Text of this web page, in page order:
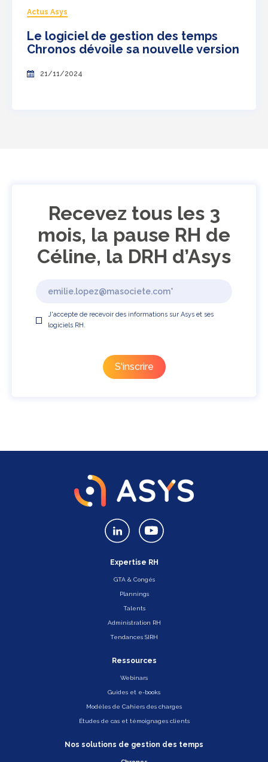
Actus Asys
Le logiciel de gestion des temps
Chronos dévoile sa nouvelle version
21/11/2024
Recevez tous les 3
mois, la pause RH de
Céline, la DRH d’Asys
J'accepte de recevoir des informations sur Asys et ses
logiciels RH.
Expertise RH
GTA & Congés
Plannings
Talents
Administration RH
Tendances SIRH
Ressources
Webinars
Guides et e-books
Modèles de Cahiers des charges
Études de cas et témoignages clients
Nos solutions de gestion des temps